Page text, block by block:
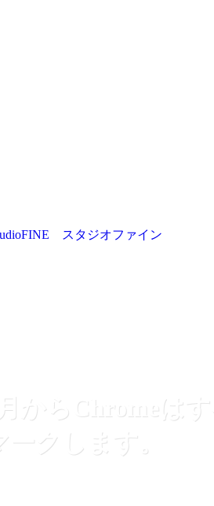
からChromeは
ークします。